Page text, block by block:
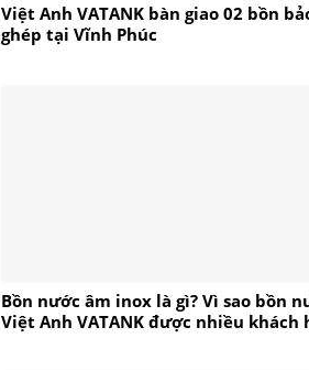
Việt Anh VATANK bàn giao 02 bồn
ghép tại Vĩnh Phúc
Bồn nước âm inox là gì? Vì sao bồn
Việt Anh VATANK được nhiều khách